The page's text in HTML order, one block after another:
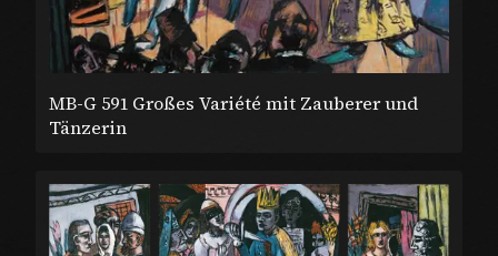
MB-G 591 Großes Variété mit Zauberer und
Tänzerin